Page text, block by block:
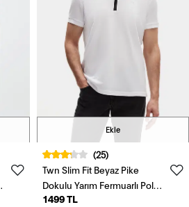
Ekle
(25)
Twn Slim Fit Beyaz Pike
Dokulu Yarım Fermuarlı Polo
Yaka Yazlık T-Shirt
1499 TL